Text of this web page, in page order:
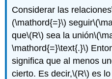
Considerar las relaciones
(\mathord{=}\) seguir
que\(R\) sea la unión
\mathord{=}\text{.}\)
significa que al menos
cierto. Es decir,\(R\) es